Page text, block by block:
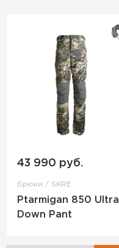
43 990 руб.
Брюки / SKRE
Ptarmigan 850 Ultra
Down Pant